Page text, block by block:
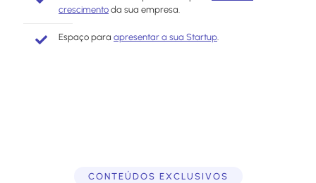
crescimento da sua empresa.
Espaço para apresentar a sua Startup.
CONTEÚDOS EXCLUSIVOS